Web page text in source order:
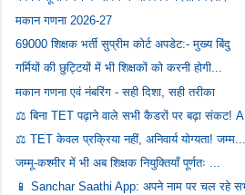
मकान गणना 2026-27
69000 शिक्षक भर्ती सुप्रीम कोर्ट अपडेट:- मुख्य बिंदु
गर्मियों की छुट्टियों में भी शिक्षकों को करनी होगी...
मकान गणना एवं नंबरिंग - सही दिशा, सही तरीका
⚖️ बिना TET पढ़ाने वाले सभी कैडरों पर बढ़ा संकट!
⚖️ TET केवल प्रक्रिया नहीं, अनिवार्य योग्यता! जम्म...
जम्मू-कश्मीर में भी अब शिक्षक नियुक्तियाँ पूर्णतः ...
📱 Sanchar Saathi App: अपने नाम पर चल रहे